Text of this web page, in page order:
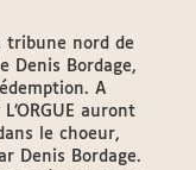
tribune nord de
Denis Bordage,
A
auront
le choeur,
Denis Bordage.